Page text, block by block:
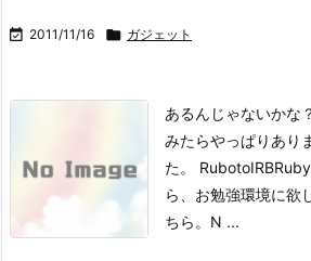
 2011/11/16  ガジェット
あるんじゃないかな
みたらやっぱりあり
た。
RubotoIRB
ら、お勉強環境に欲
ちら。 N ...